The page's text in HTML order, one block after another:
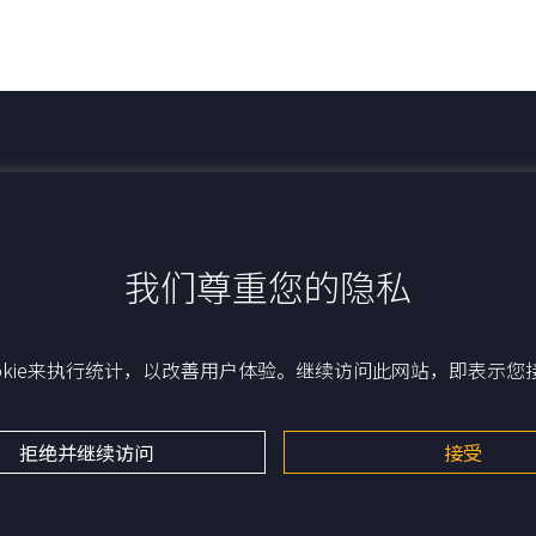
我们尊重您的隐私
来执行统计，以改善用户体验。继续访问此网站，即表示您
拒绝并继续访问 接受